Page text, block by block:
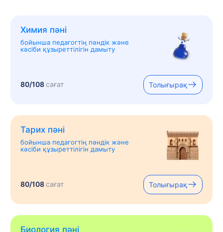
Химия пәні
бойынша педагогтің пәндік және
кәсіби құзыреттілігін дамыту
80/108сағат Толығырақ
Тарих пәні
бойынша педагогтің пәндік және
кәсіби құзыреттілігін дамыту
80/108сағат Толығырақ
Биология пәні